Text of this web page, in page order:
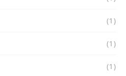
(1)
(1)
(1)